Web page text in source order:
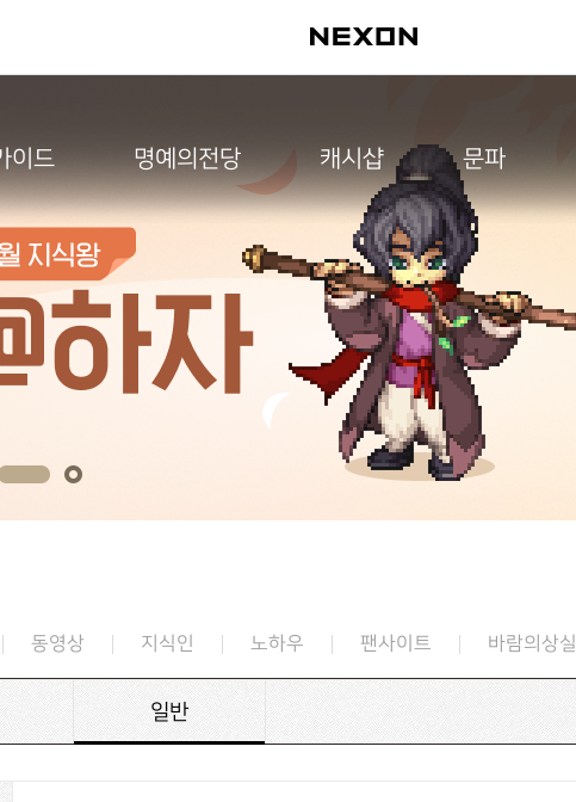
이드 명예의전당 캐시샵 문파
동영상 지식인 노하우 팬사이트 바람의상실
일반